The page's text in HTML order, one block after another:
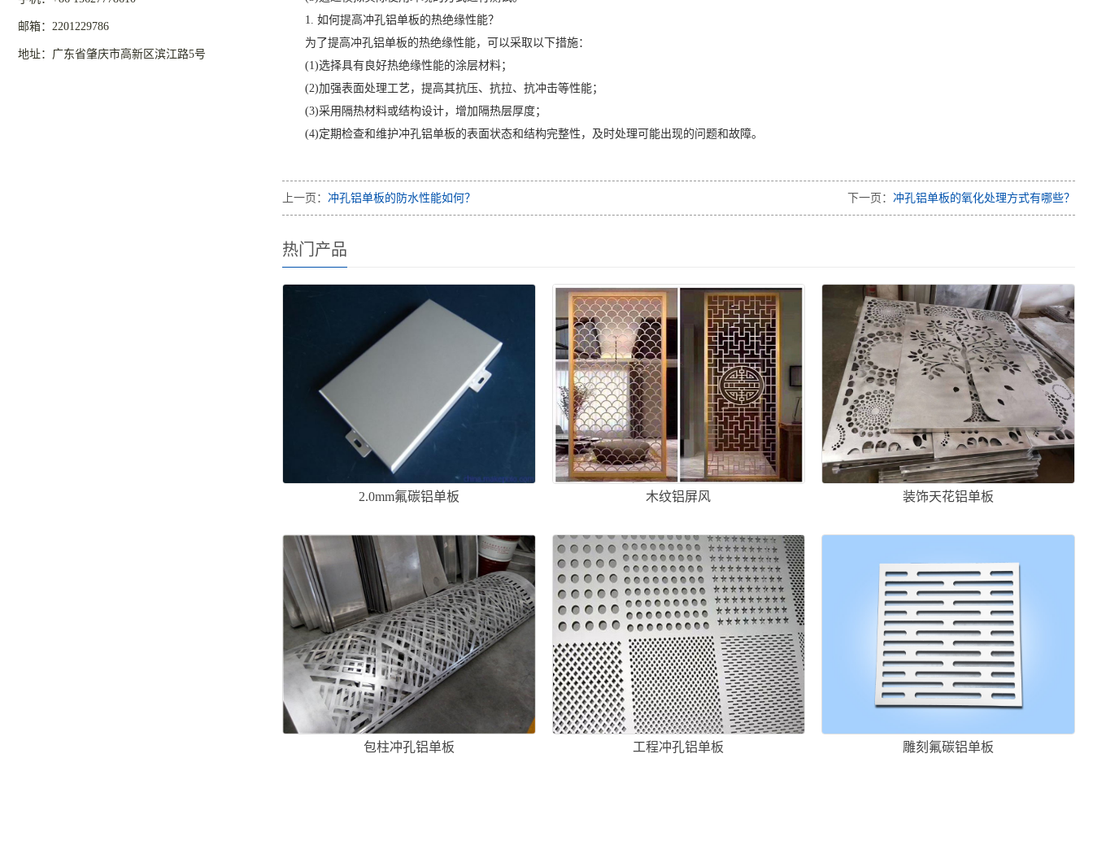
邮箱：2201229786
地址：广东省肇庆市高新区滨江路5号
1. 如何提高冲孔铝单板的热绝缘性能？
为了提高冲孔铝单板的热绝缘性能，可以采取以下措施：
(1)选择具有良好热绝缘性能的涂层材料；
(2)加强表面处理工艺，提高其抗压、抗拉、抗冲击等性能；
(3)采用隔热材料或结构设计，增加隔热层厚度；
(4)定期检查和维护冲孔铝单板的表面状态和结构完整性，及时处理可能出现的问题和故障。
上一页： 冲孔铝单板的防水性能如何？ 下一页： 冲孔铝单板的氧化处理方式有哪些？
热门产品
2.0mm氟碳铝单板 木纹铝屏风 装饰天花铝单板
包柱冲孔铝单板 工程冲孔铝单板 雕刻氟碳铝单板